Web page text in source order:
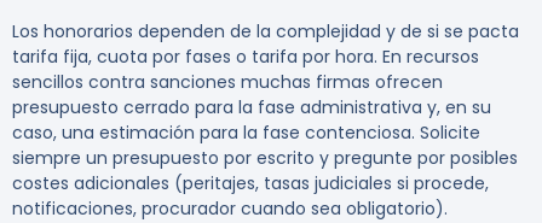
Los honorarios dependen de la complejidad y de si se pacta
tarifa fija, cuota por fases o tarifa por hora. En recursos
sencillos contra sanciones muchas firmas ofrecen
presupuesto cerrado para la fase administrativa y, en su
caso, una estimación para la fase contenciosa. Solicite
siempre un presupuesto por escrito y pregunte por posibles
costes adicionales (peritajes, tasas judiciales si procede,
notificaciones, procurador cuando sea obligatorio).